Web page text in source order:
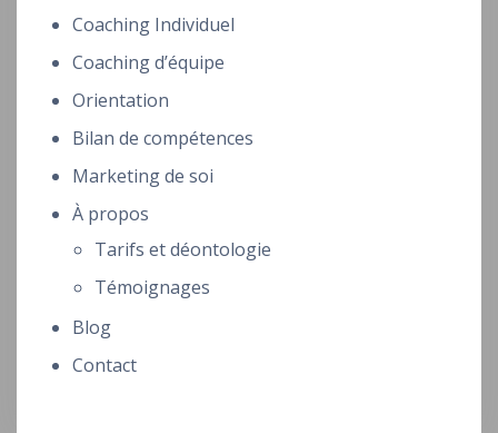
r
:
Coaching Individuel
Coaching d’équipe
Orientation
Bilan de compétences
Marketing de soi
À propos
Tarifs et déontologie
Témoignages
Blog
Contact